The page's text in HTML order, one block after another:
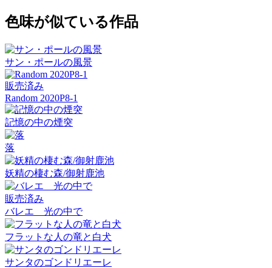
色味が似ている作品
サン・ポールの風景
販売済み
Random 2020P8-1
記憶の中の煙突
落
妖精の棲む森/御射鹿池
販売済み
バレエ 光の中で
フラットな人の竜と白犬
サンタのゴンドリエーレ